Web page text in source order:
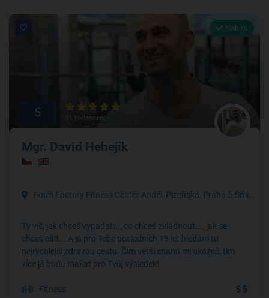
Nabírá
5 31 hodnocení
Mgr. David Hehejík
Form Factory Fitness Center Anděl, Plzeňská, Praha 5-Smíchov
Ty víš, jak chceš vypadat..., co chceš zvládnout..., jak se
chceš cítit... A já pro Tebe posledních 15 let hledám tu
nejrychlejší zdravou cestu. Čím větší snahu mi ukážeš, tím
více já budu makat pro Tvůj výsledek!
Fitness